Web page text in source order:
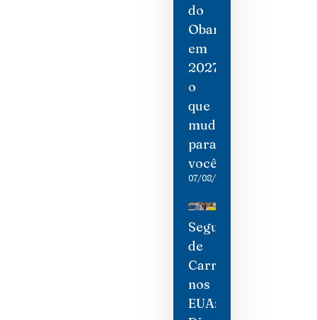
do
Obamacare
em
2027:
o
que
mudou
para
você
07/08/2026
Seguro
de
Carro
nos
EUA: